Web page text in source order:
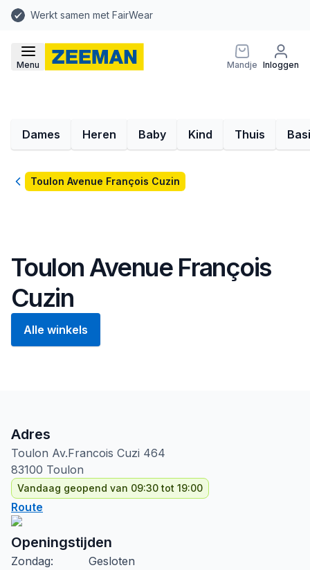
Werkt samen met FairWear
Menu Mandje Inloggen
Dames Heren Baby Kind Thuis
TerugToulon Avenue François Cuzin
Toulon Avenue François
Cuzin
Alle winkels
Adres
Toulon Av.Francois Cuzi 464
83100 Toulon
Vandaag geopend van 09:30 tot 19:00
Route
Openingstijden
Zondag:
Gesloten